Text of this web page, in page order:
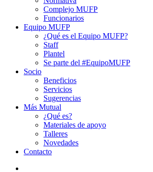
Complejo MUFP
Funcionarios
Equipo MUFP
¿Qué es el Equipo MUFP?
Staff
Plantel
Se parte del #EquipoMUFP
Socio
Beneficios
Servicios
Sugerencias
Más Mutual
¿Qué es?
Materiales de apoyo
Talleres
Novedades
Contacto